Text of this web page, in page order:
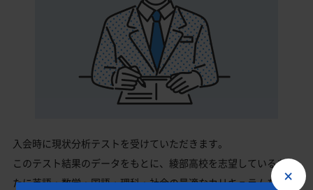
入会時に現状分析テストを受けていただきます。
このテスト結果のデータをもとに、綾部高校を志望しているあな
たに英語・数学・国語・理科・社会の最適なカリキュラムを作成
×